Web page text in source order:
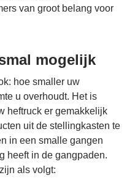
van groot belang voor
mogelijk
hoe smaller uw
u overhoudt. Het is
heftruck er gemakkelijk
uit de stellingkasten te
in een smalle gangen
heeft in de gangpaden.
als volgt: